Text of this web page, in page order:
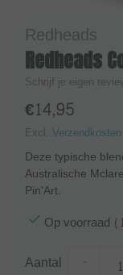
Redheads
Redheads
Schrijf je eigen
€14,95
Excl. Verzendkosten
Deze typische
Australische
Pin'Art.
Op voorraad
Aantal